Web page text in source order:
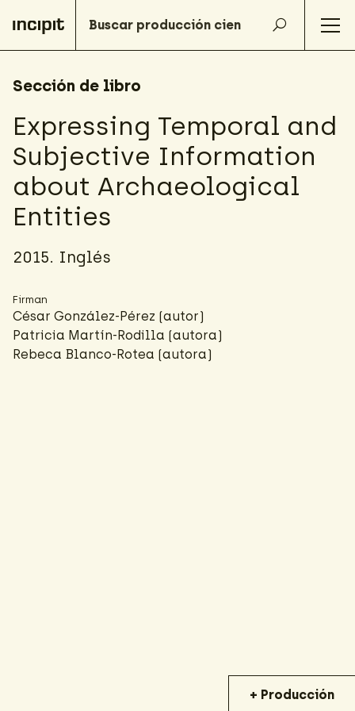
Sección de libro
Expressing Temporal and
Subjective Information
about Archaeological
Entities
2015. Inglés
Firman
César González-Pérez (autor)
Patricia Martín-Rodilla (autora)
Rebeca Blanco-Rotea (autora)
+ Producción